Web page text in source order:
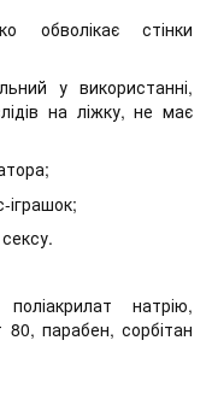
обволікає стінки
у використанні,
на ліжку, не має
іграшок;
натрію,
80, парабен, сорбітан